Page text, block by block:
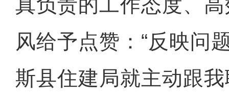
真负责的工作态度、
风给予点赞：“反映问
斯县住建局就主动跟